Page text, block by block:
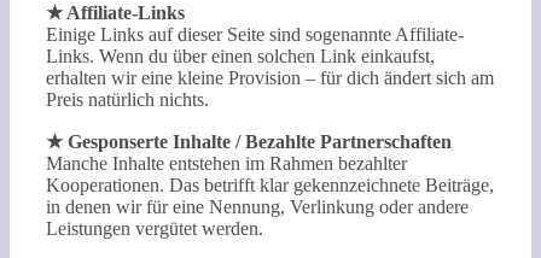
★ Affiliate-Links
Einige Links auf dieser Seite sind sogenannte Affiliate-
Links. Wenn du über einen solchen Link einkaufst,
erhalten wir eine kleine Provision – für dich ändert sich am
Preis natürlich nichts.
★ Gesponserte Inhalte / Bezahlte Partnerschaften
Manche Inhalte entstehen im Rahmen bezahlter
Kooperationen. Das betrifft klar gekennzeichnete Beiträge,
in denen wir für eine Nennung, Verlinkung oder andere
Leistungen vergütet werden.